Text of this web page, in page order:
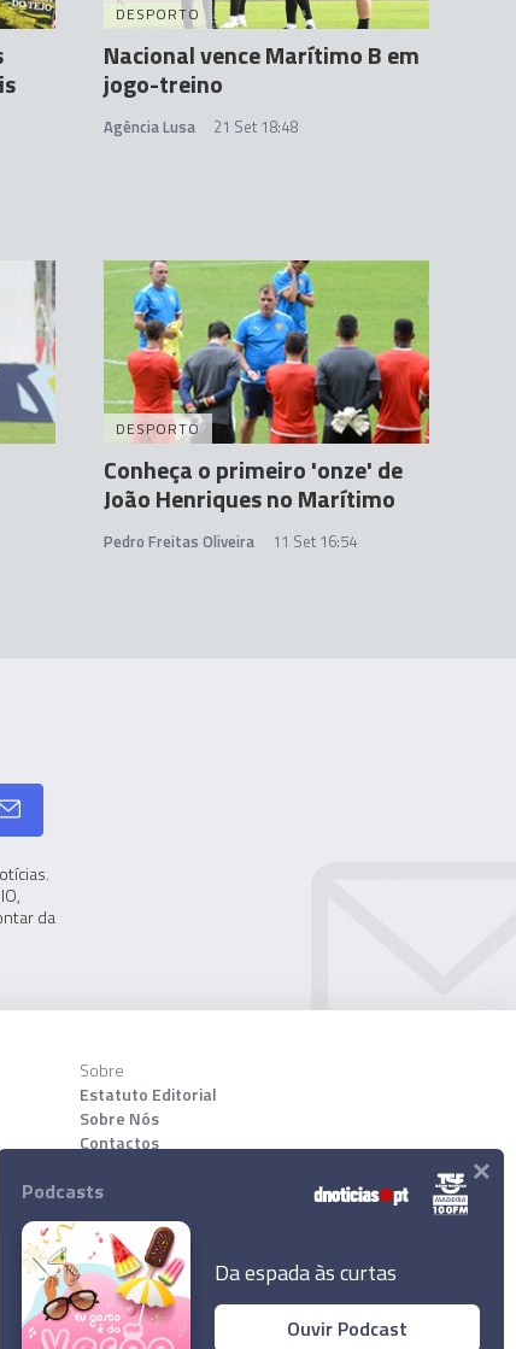
DESPORTO
Nacional vence Marítimo B em
jogo-treino
Agência Lusa 21 Set 18:48
DESPORTO
Conheça o primeiro 'onze' de
João Henriques no Marítimo
Pedro Freitas Oliveira 11 Set 16:54
da
Sobre
Estatuto Editorial
Sobre Nós
Contactos
Download App
Podcasts
Da espada às curtas
Ouvir Podcast
×